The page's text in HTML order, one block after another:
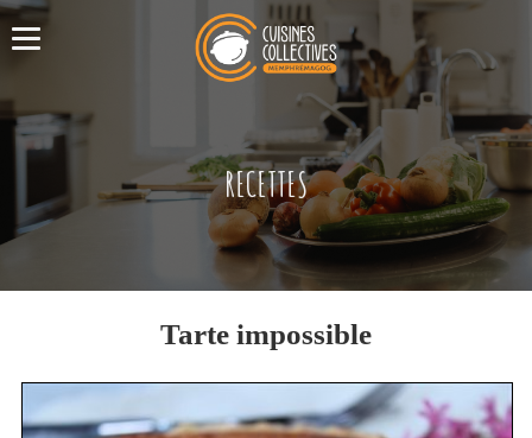
RECETTES
Tarte impossible